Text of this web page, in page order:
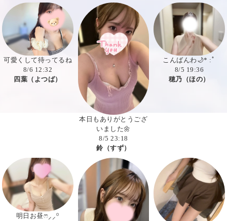
可愛くして待ってるね
8/6 12:32
四葉（よつば）
本日もありがとうござ
いました🌼
8/5 23:18
鈴（すず）
こんばんわ🌙* :ﾟ
8/5 19:36
穂乃（ほの）
明日お昼ෆ⸝⸝꙳